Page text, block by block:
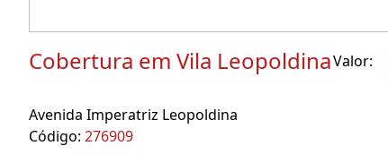
Cobertura em Vila LeopoldinaValor:
Avenida Imperatriz Leopoldina
Código: 276909